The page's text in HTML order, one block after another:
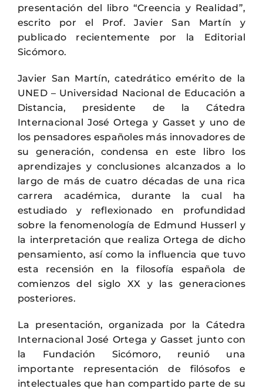
presentación del libro “Creencia y Realidad”,
escrito por el Prof. Javier San Martín y
publicado recientemente por la Editorial
Sicómoro.
Javier San Martín, catedrático emérito de la
UNED – Universidad Nacional de Educación a
Distancia, presidente de la Cátedra
Internacional José Ortega y Gasset y uno de
los pensadores españoles más innovadores de
su generación, condensa en este libro los
aprendizajes y conclusiones alcanzados a lo
largo de más de cuatro décadas de una rica
carrera académica, durante la cual ha
estudiado y reflexionado en profundidad
sobre la fenomenología de Edmund Husserl y
la interpretación que realiza Ortega de dicho
pensamiento, así como la influencia que tuvo
esta recensión en la filosofía española de
comienzos del siglo XX y las generaciones
posteriores.
La presentación, organizada por la Cátedra
Internacional José Ortega y Gasset junto con
la Fundación Sicómoro, reunió una
importante representación de filósofos e
intelectuales que han compartido parte de su